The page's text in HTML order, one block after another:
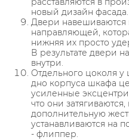
новый дизайн фасада.
Двери навешиваются
направляющей,
нижняя их просто
В результате двери
внутри.
Отдельного цоколя
дно корпуса шкафа
усиленные
что они
дополнительную
устанавливаются на
- флиппер.